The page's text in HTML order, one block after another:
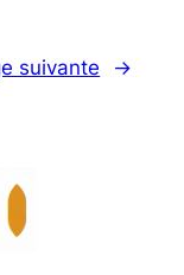
suivante →